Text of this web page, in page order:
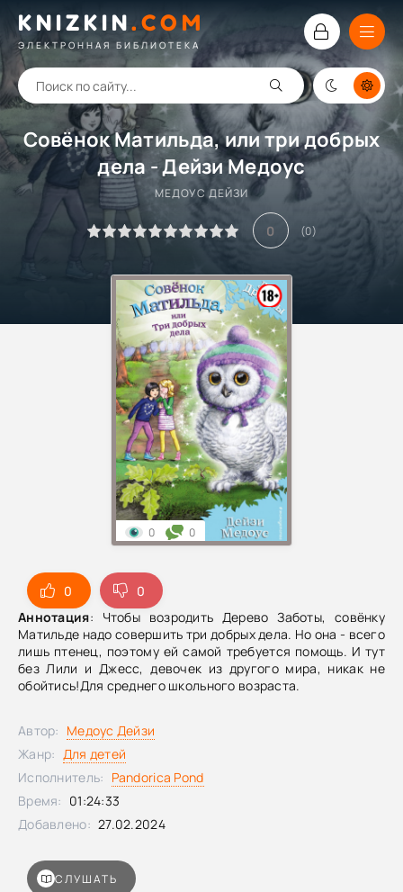
KNIZKIN. COM
ЭЛЕКТРОННАЯ БИБЛИОТЕКА
Совёнок Матильда, или три добрых
дела - Дейзи Медоус
МЕДОУС ДЕЙЗИ
0 (0)
0
0
Аннотация: Чтобы возродить Дерево Заботы, совёнку
Матильде надо совершить три добрых дела. Но она - всего
лишь птенец, поэтому ей самой требуется помощь. И тут
без Лили и Джесс, девочек из другого мира, никак не
обойтись!Для среднего школьного возраста.
0 0
СЛУШАТЬ
Автор: Медоус Дейзи
Жанр: Для детей
Исполнитель: Pandorica Pond
Время: 01:24:33
Добавлено: 27.02.2024